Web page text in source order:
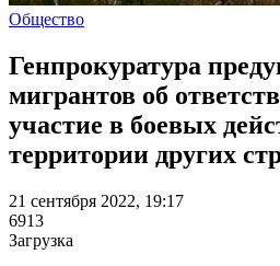
Общество
Генпрокуратура
мигрантов об
участие в боевых
территории других
21 сентября 2022, 19:17
6913
Загрузка